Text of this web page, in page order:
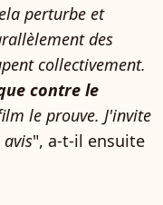
perturbe et
des
collectivement.
contre le
le prouve. J'invite
", a-t-il ensuite